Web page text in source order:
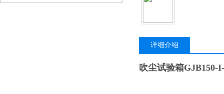
详细介绍
吹尘试验箱GJB150-